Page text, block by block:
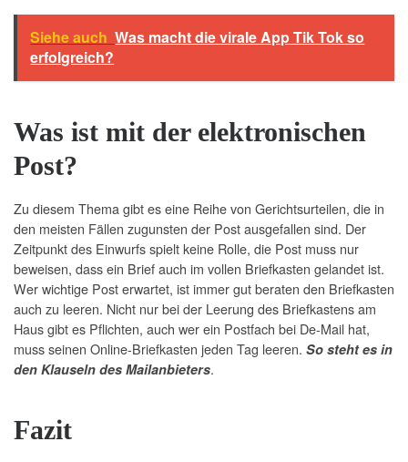
Siehe auch Was macht die virale App Tik Tok so
erfolgreich?
Was ist mit der elektronischen
Post?
Zu diesem Thema gibt es eine Reihe von Gerichtsurteilen, die in
den meisten Fällen zugunsten der Post ausgefallen sind. Der
Zeitpunkt des Einwurfs spielt keine Rolle, die Post muss nur
beweisen, dass ein Brief auch im vollen Briefkasten gelandet ist.
Wer wichtige Post erwartet, ist immer gut beraten den Briefkasten
auch zu leeren. Nicht nur bei der Leerung des Briefkastens am
Haus gibt es Pflichten, auch wer ein Postfach bei De-Mail hat,
muss seinen Online-Briefkasten jeden Tag leeren. So steht es in
den Klauseln des Mailanbieters.
Fazit